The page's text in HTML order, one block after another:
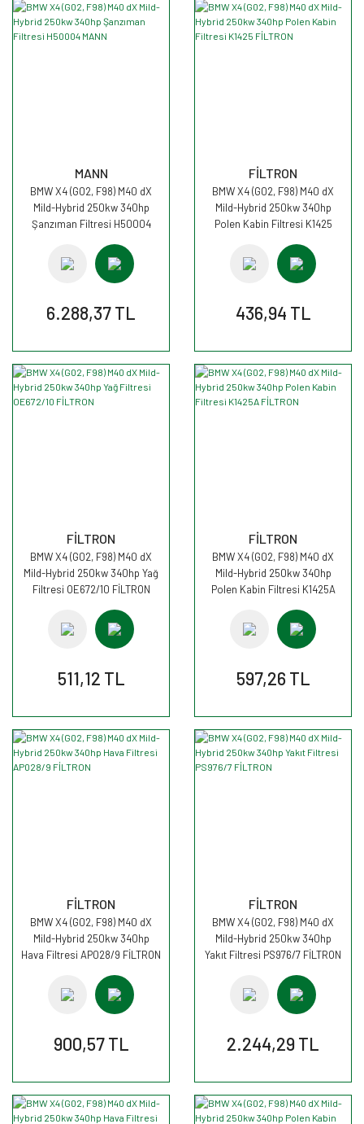
MANN
BMW X4 (G02, F98) M40 dX
Mild-Hybrid 250kw 340hp
Şanzıman Filtresi H50004
6.288,37 TL
FİLTRON
BMW X4 (G02, F98) M40 dX
Mild-Hybrid 250kw 340hp
Polen Kabin Filtresi K1425
436,94 TL
FİLTRON
BMW X4 (G02, F98) M40 dX
Mild-Hybrid 250kw 340hp Yağ
Filtresi OE672/10 FİLTRON
511,12 TL
FİLTRON
BMW X4 (G02, F98) M40 dX
Mild-Hybrid 250kw 340hp
Polen Kabin Filtresi K1425A
597,26 TL
FİLTRON
BMW X4 (G02, F98) M40 dX
Mild-Hybrid 250kw 340hp
Hava Filtresi AP028/9 FİLTRON
900,57 TL
FİLTRON
BMW X4 (G02, F98) M40 dX
Mild-Hybrid 250kw 340hp
Yakıt Filtresi PS976/7 FİLTRON
2.244,29 TL